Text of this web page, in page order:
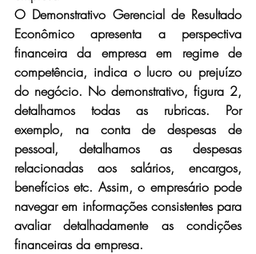
O Demonstrativo Gerencial de Resultado
Econômico apresenta a perspectiva
financeira da empresa em regime de
competência, indica o lucro ou prejuízo
do negócio. No demonstrativo, figura 2,
detalhamos todas as rubricas. Por
exemplo, na conta de despesas de
pessoal, detalhamos as despesas
relacionadas aos salários, encargos,
benefícios etc. Assim, o empresário pode
navegar em informações consistentes para
avaliar detalhadamente as condições
financeiras da empresa.